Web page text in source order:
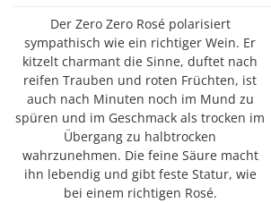
Der Zero Zero Rosé polarisiert
sympathisch wie ein richtiger Wein. Er
kitzelt charmant die Sinne, duftet nach
reifen Trauben und roten Früchten, ist
auch nach Minuten noch im Mund zu
spüren und im Geschmack als trocken im
Übergang zu halbtrocken
wahrzunehmen. Die feine Säure macht
ihn lebendig und gibt feste Statur, wie
bei einem richtigen Rosé.